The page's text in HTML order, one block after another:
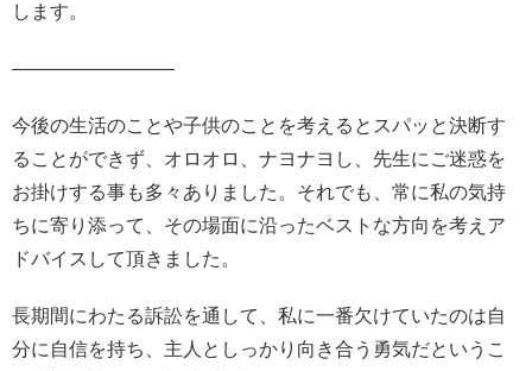
します。
————————–
今後の生活のことや子供のことを考えるとスパッと決断す
ることができず、オロオロ、ナヨナヨし、先生にご迷惑を
お掛けする事も多々ありました。それでも、常に私の気持
ちに寄り添って、その場面に沿ったベストな方向を考えア
ドバイスして頂きました。
長期間にわたる訴訟を通して、私に一番欠けていたのは自
分に自信を持ち、主人としっかり向き合う勇気だというこ